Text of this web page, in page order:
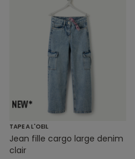
TAPE A L'OEIL
Jean fille cargo large denim
clair